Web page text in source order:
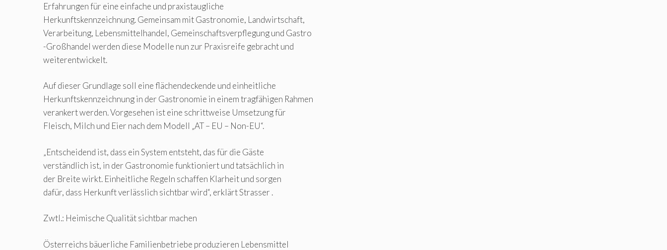
Erfahrungen für eine einfache und praxistaugliche
Herkunftskennzeichnung. Gemeinsam mit Gastronomie, Landwirtschaft,
Verarbeitung, Lebensmittelhandel, Gemeinschaftsverpflegung und Gastro
-Großhandel werden diese Modelle nun zur Praxisreife gebracht und
weiterentwickelt.
Auf dieser Grundlage soll eine flächendeckende und einheitliche
Herkunftskennzeichnung in der Gastronomie in einem tragfähigen Rahmen
verankert werden. Vorgesehen ist eine schrittweise Umsetzung für
Fleisch, Milch und Eier nach dem Modell „AT – EU – Non-EU“.
„Entscheidend ist, dass ein System entsteht, das für die Gäste
verständlich ist, in der Gastronomie funktioniert und tatsächlich in
der Breite wirkt. Einheitliche Regeln schaffen Klarheit und sorgen
dafür, dass Herkunft verlässlich sichtbar wird“, erklärt Strasser .
Zwtl.: Heimische Qualität sichtbar machen
Österreichs bäuerliche Familienbetriebe produzieren Lebensmittel